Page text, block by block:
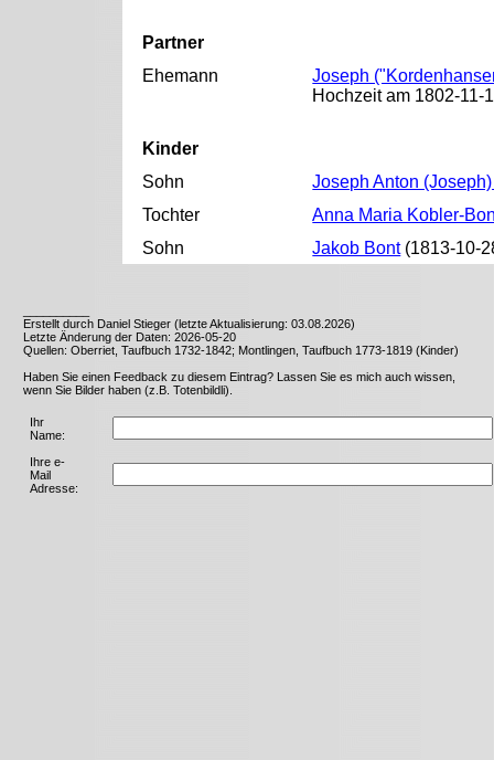
Partner
Ehemann
Joseph
Hochzeit am 1802-11-
Kinder
Sohn
Joseph Anton
Tochter
Anna Maria Kobler-
Sohn
Jakob Bont(1813-10-
Erstellt durch Daniel Stieger (letzte Aktualisierung: 03.08.2026)
Letzte Änderung der Daten: 2026-05-20
Quellen: Oberriet, Taufbuch 1732-1842; Montlingen, Taufbuch 1773-1819 (Kinder)
Haben Sie einen Feedback zu diesem Eintrag? Lassen Sie es mich auch wissen,
wenn Sie Bilder haben (z.B. Totenbildli).
Ihr
Name:
Ihre e-
Mail
Adresse: